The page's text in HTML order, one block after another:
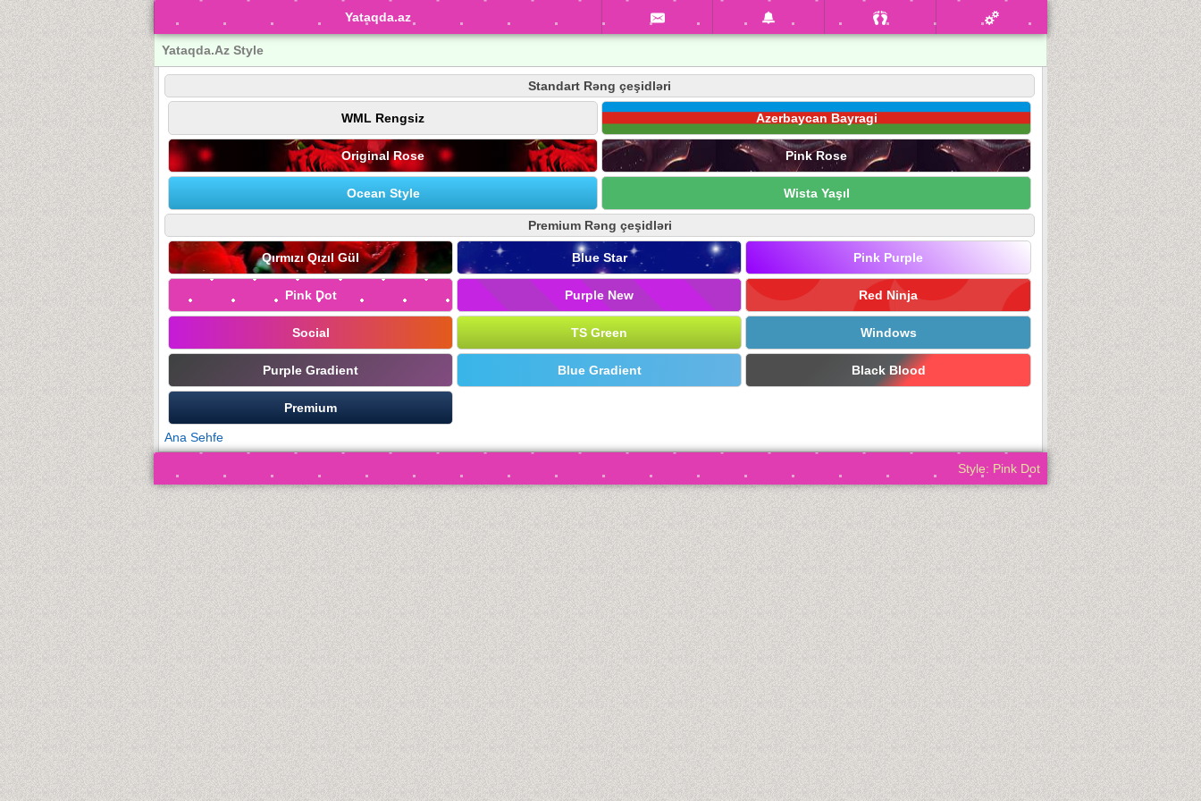
Yataqda.az
Yataqda.Az Style
Standart Rəng çeşidləri
WML Rengsiz Azerbaycan Bayragi
Original Rose Pink Rose
Ocean Style Wista Yaşıl
Premium Rəng çeşidləri
Qırmızı Qızıl Gül Blue Star Pink Purple
Pink Dot Purple New Red Ninja
Social TS Green Windows
Purple Gradient Blue Gradient Black Blood
Premium
Ana Sehfe
Style: Pink Dot